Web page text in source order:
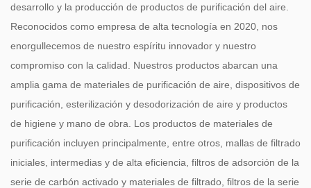
desarrollo y la producción de productos de purificación del aire.
Reconocidos como empresa de alta tecnología en 2020, nos
enorgullecemos de nuestro espíritu innovador y nuestro
compromiso con la calidad. Nuestros productos abarcan una
amplia gama de materiales de purificación de aire, dispositivos de
purificación, esterilización y desodorización de aire y productos
de higiene y mano de obra. Los productos de materiales de
purificación incluyen principalmente, entre otros, mallas de filtrado
iniciales, intermedias y de alta eficiencia, filtros de adsorción de la
serie de carbón activado y materiales de filtrado, filtros de la serie